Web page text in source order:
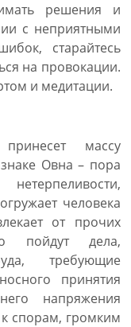
решения и
с неприятными
старайтесь
на провокации.
и медитации.
массу
Овна – пора
человека
от прочих
пойдут дела,
требующие
принятия
напряжения
к спорам, громким